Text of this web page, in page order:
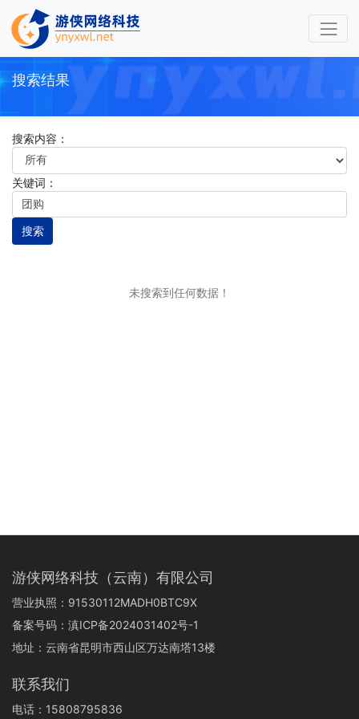
搜索结果
搜索内容：
关键词：
搜索
未搜索到任何数据！
游侠网络科技（云南）有限公司
营业执照：91530112MADH0BTC9X
备案号码： 滇ICP备2024031402号-1
地址：云南省昆明市西山区万达南塔13楼
联系我们
电话：15808795836